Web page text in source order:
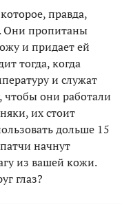
правда,
Они пропитаны
и придает ей
тогда, когда
и служат
чтобы они работали
их стоит
дольше 15
начнут
из вашей кожи.
глаз?